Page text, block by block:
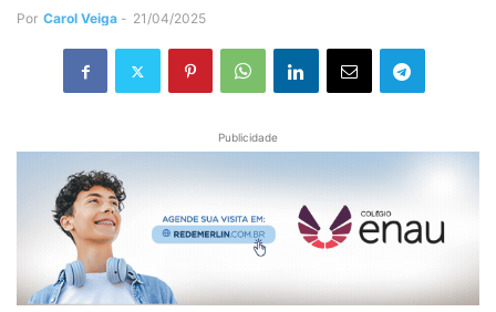
Por Carol Veiga - 21/04/2025
Publicidade